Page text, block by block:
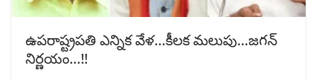
ఉపరాష్ట్రపతి ఎన్నిక వేళ…కీలక మలుపు…జగన్
నిర్ణయం…!!